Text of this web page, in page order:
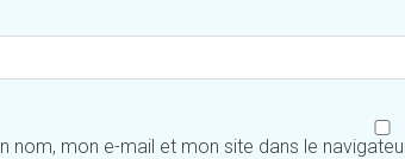
nom, mon e-mail et mon site dans le